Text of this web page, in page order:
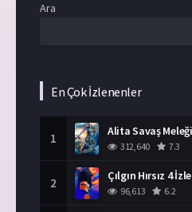
Ara
En Çok İzlenenler
1
312,640 7.3
2 Çılgın Hırsız 4 İzle
96,613 6.2